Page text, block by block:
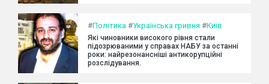
#Політика #Українська гривня #Київ
Які чиновники високого рівня стали
підозрюваними у справах НАБУ за останні
роки: найрезонансніші антикорупційні
розслідування.